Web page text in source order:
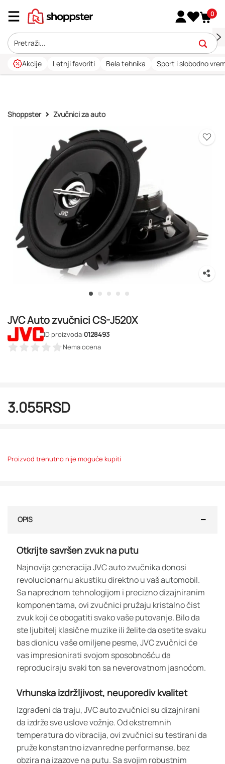
0
Akcije Letnji favoriti Bela tehnika Sport i slobodno
Shoppster Zvučnici za auto
JVC Auto zvučnici CS-J520X
ID proizvoda:0128493
Nema ocena
3.055RSD
Proizvod trenutno nije moguće kupiti
OPIS
Otkrijte savršen zvuk na putu
Najnovija generacija JVC auto zvučnika donosi
revolucionarnu akustiku direktno u vaš automobil.
Sa naprednom tehnologijom i precizno dizajniranim
komponentama, ovi zvučnici pružaju kristalno čist
zvuk koji će obogatiti svako vaše putovanje. Bilo da
ste ljubitelj klasične muzike ili želite da osetite svaku
bas dionicu vaše omiljene pesme, JVC zvučnici će
vas impresionirati svojom sposobnošću da
reproduciraju svaki ton sa neverovatnom jasnoćom.
Vrhunska izdržljivost, neuporediv kvalitet
Izgrađeni da traju, JVC auto zvučnici su dizajnirani
da izdrže sve uslove vožnje. Od ekstremnih
temperatura do vibracija, ovi zvučnici su testirani da
pruže konstantno izvanredne performanse, bez
obzira na izazove na putu. Sa svojim robustnim